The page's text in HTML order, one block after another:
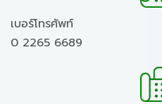
เบอร์โทรศัพท์
0 2265 6689